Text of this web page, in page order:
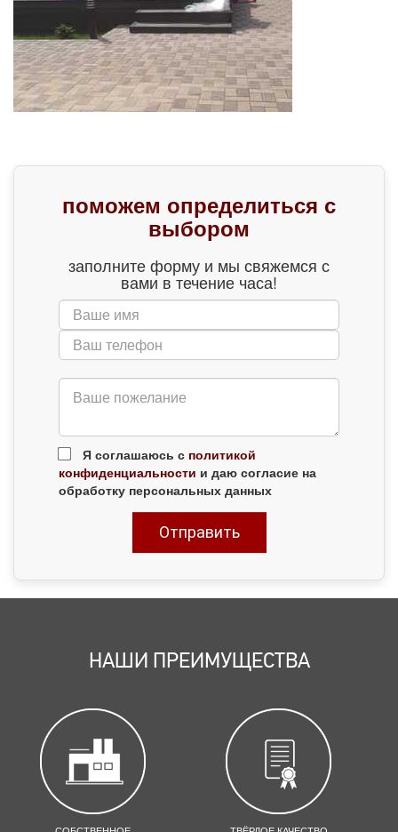
поможем определиться с
выбором
заполните форму и мы свяжемся с
вами в течение часа!
Я соглашаюсь с политикой
конфиденциальности и даю согласие на
обработку персональных данных
НАШИ ПРЕИМУЩЕСТВА